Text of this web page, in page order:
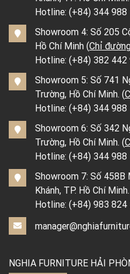
Hotline: (+84) 344 988
Showroom 4: Số 205
Hồ Chí Minh (Chỉ
Hotline: (+84) 382 442
Showroom 5: Số 741
Trường, Hồ Chí Minh. (
Hotline: (+84) 344 988
Showroom 6: Số 342
Trường, Hồ Chí Minh. (
Hotline: (+84) 344 988
Showroom 7: Số 458B
Khánh, TP. Hồ Chí
Hotline: (+84) 983 824
NGHIA FURNITURE HẢI